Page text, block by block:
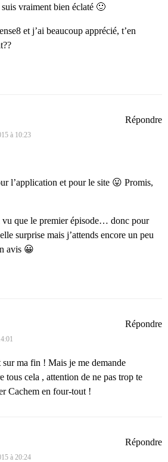
vraiment bien éclaté 🙂
et j’ai beaucoup apprécié, t’en
à 10:23
l’application et pour le site 😛 Promis,
vu que le premier épisode… donc pour
surprise mais j’attends encore un peu
avis 😀
Répondre
ma fin ! Mais je me demande
tous cela , attention de ne pas trop te
Cachem en four-tout !
Répondre
à 20:24
Répondre